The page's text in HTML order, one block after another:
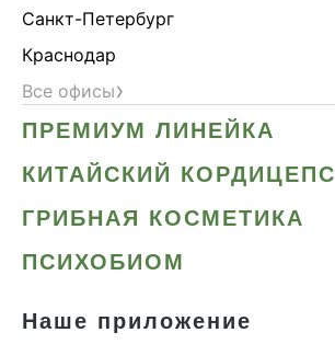
Санкт-Петербург
Краснодар
Все офисы›
ПРЕМИУМ ЛИНЕЙКА
КИТАЙСКИЙ КОРДИЦЕПС
ГРИБНАЯ КОСМЕТИКА
ПСИХОБИОМ
Наше приложение